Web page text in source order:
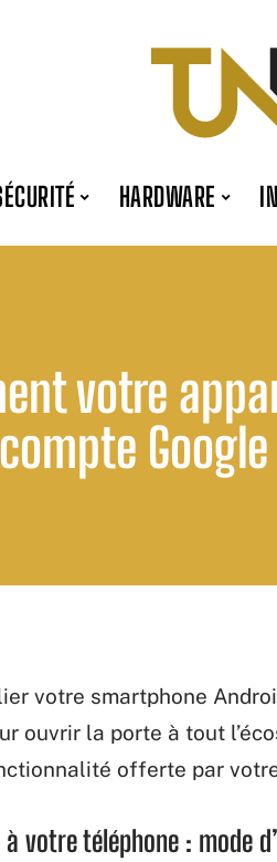
HARDWARE
votre
Google
votre smartphone
ouvrir la porte à tout
offerte par
votre téléphone : mode